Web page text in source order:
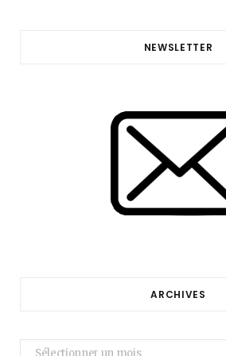
NEWSLETTER
ARCHIVES
Archives